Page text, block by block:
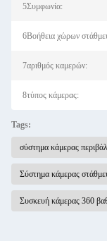
5Συμφωνία:
6Βοήθεια χώρων
7αριθμός καμερών:
8τύπος κάμερας:
Tags:
σύστημα κάμερας
Σύστημα κάμερας
Συσκευή κάμερας 360